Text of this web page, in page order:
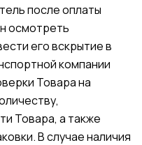
после оплаты
осмотреть
его вскрытие в
компании
Товара на
Товара, а также
В случае наличия